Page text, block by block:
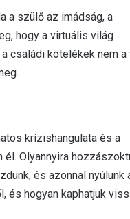
a szülő az imádság, a
hogy a virtuális világ
családi kötelékek nem
krízishangulata és a
Olyannyira
és azonnal nyúlunk
és hogyan kaphatjuk